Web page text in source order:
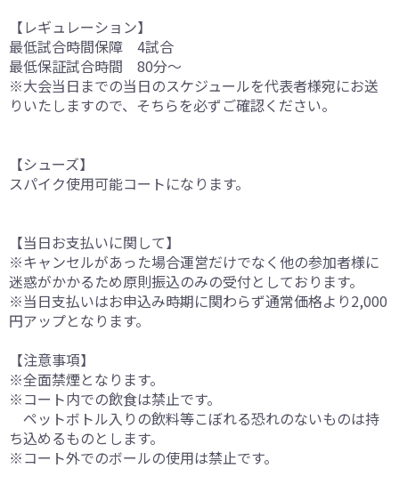
【レギュレーション】
最低試合時間保障 4試合
最低保証試合時間 80分〜
※大会当日までの当日のスケジュールを代表者様宛にお送
りいたしますので、そちらを必ずご確認ください。
【シューズ】
スパイク使用可能コートになります。
【当日お支払いに関して】
※キャンセルがあった場合運営だけでなく他の参加者様に
迷惑がかかるため原則振込のみの受付としております。
※当日支払いはお申込み時期に関わらず通常価格より2,000
円アップとなります。
【注意事項】
※全面禁煙となります。
※コート内での飲食は禁止です。
ペットボトル入りの飲料等こぼれる恐れのないものは持
ち込めるものとします。
※コート外でのボールの使用は禁止です。